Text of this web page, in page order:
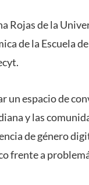
Rojas de la
de la Escuela
un espacio de
y las
de género
frente a